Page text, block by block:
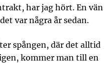
har jag hört. En vän
var några år sedan.
spången, där det alltid
kommer man till en